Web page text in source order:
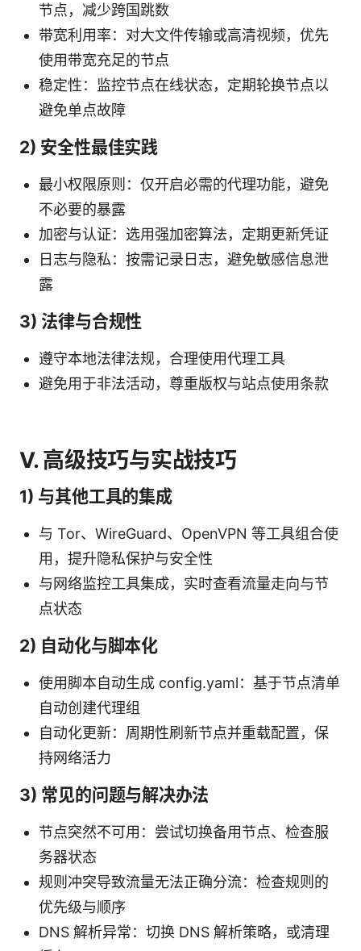
节点，减少跨国跳数
带宽利用率：对大文件传输或高清视频，优先
使用带宽充足的节点
稳定性：监控节点在线状态，定期轮换节点以
避免单点故障
2) 安全性最佳实践
最小权限原则：仅开启必需的代理功能，避免
不必要的暴露
加密与认证：选用强加密算法，定期更新凭证
日志与隐私：按需记录日志，避免敏感信息泄
露
3) 法律与合规性
遵守本地法律法规，合理使用代理工具
避免用于非法活动，尊重版权与站点使用条款
V. 高级技巧与实战技巧
1) 与其他工具的集成
与 Tor、WireGuard、OpenVPN 等工具组合使
用，提升隐私保护与安全性
与网络监控工具集成，实时查看流量走向与节
点状态
2) 自动化与脚本化
使用脚本自动生成 config.yaml：基于节点清单
自动创建代理组
自动化更新：周期性刷新节点并重载配置，保
持网络活力
3) 常见的问题与解决办法
节点突然不可用：尝试切换备用节点、检查服
务器状态
规则冲突导致流量无法正确分流：检查规则的
优先级与顺序
DNS 解析异常：切换 DNS 解析策略，或清理